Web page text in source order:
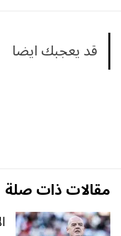
قد يعجبك ايضا
مقالات ذات صلة